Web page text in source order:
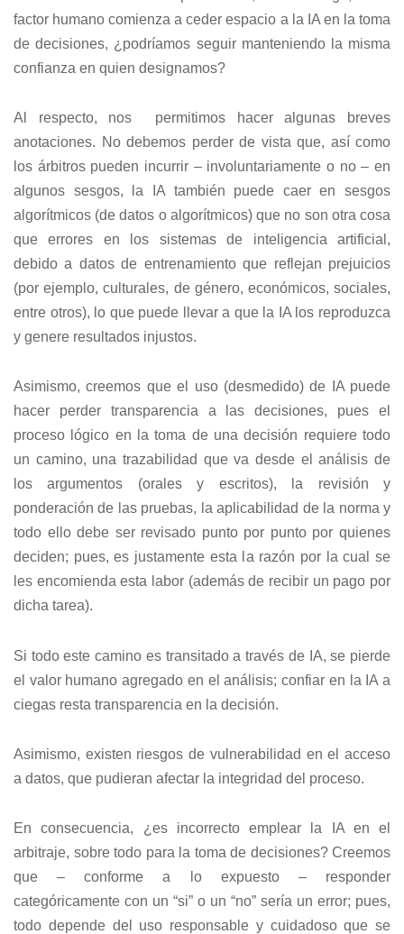
factor humano comienza a ceder espacio a la IA en la toma
de decisiones, ¿podríamos seguir manteniendo la misma
confianza en quien designamos?
Al respecto, nos permitimos hacer algunas breves
anotaciones. No debemos perder de vista que, así como
los árbitros pueden incurrir – involuntariamente o no – en
algunos sesgos, la IA también puede caer en sesgos
algorítmicos (de datos o algorítmicos) que no son otra cosa
que errores en los sistemas de inteligencia artificial,
debido a datos de entrenamiento que reflejan prejuicios
(por ejemplo, culturales, de género, económicos, sociales,
entre otros), lo que puede llevar a que la IA los reproduzca
y genere resultados injustos.
Asimismo, creemos que el uso (desmedido) de IA puede
hacer perder transparencia a las decisiones, pues el
proceso lógico en la toma de una decisión requiere todo
un camino, una trazabilidad que va desde el análisis de
los argumentos (orales y escritos), la revisión y
ponderación de las pruebas, la aplicabilidad de la norma y
todo ello debe ser revisado punto por punto por quienes
deciden; pues, es justamente esta la razón por la cual se
les encomienda esta labor (además de recibir un pago por
dicha tarea).
Si todo este camino es transitado a través de IA, se pierde
el valor humano agregado en el análisis; confiar en la IA a
ciegas resta transparencia en la decisión.
Asimismo, existen riesgos de vulnerabilidad en el acceso
a datos, que pudieran afectar la integridad del proceso.
En consecuencia, ¿es incorrecto emplear la IA en el
arbitraje, sobre todo para la toma de decisiones? Creemos
que – conforme a lo expuesto – responder
categóricamente con un “si” o un “no” sería un error; pues,
todo depende del uso responsable y cuidadoso que se